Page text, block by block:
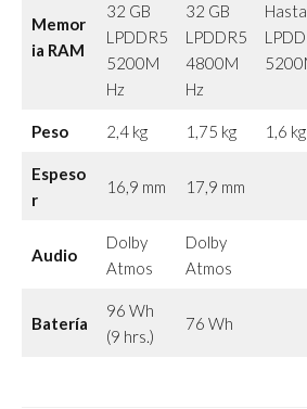
Memor
ia RAM
32 GB
LPDDR5
5200M
Hz
32 GB
LPDDR5
4800M
Hz
Peso 2,4 kg 1,75 kg 1,6 kg
Espeso
r
16,9 mm 17,9 mm
Audio
Dolby
Atmos
Dolby
Atmos
Batería
96 Wh
(9 hrs.)
76 Wh